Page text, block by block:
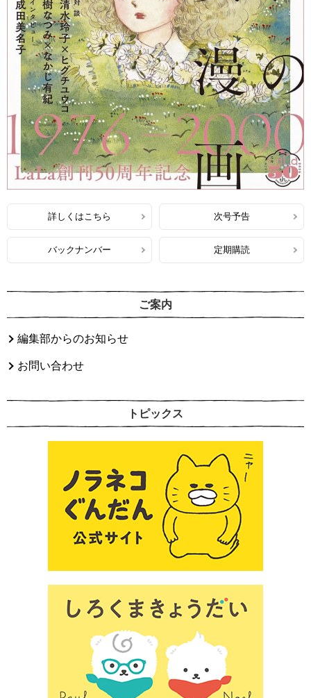
詳しくはこちら 次号予告
バックナンバー 定期購読
ご案内
編集部からのお知らせ
お問い合わせ
トピックス